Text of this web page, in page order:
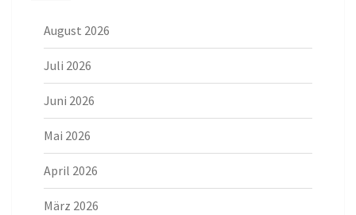
August 2026
Juli 2026
Juni 2026
Mai 2026
April 2026
März 2026